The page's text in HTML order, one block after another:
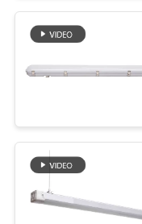
PERMINTAAN
PENAWARAN
PRIVACY
POLICY